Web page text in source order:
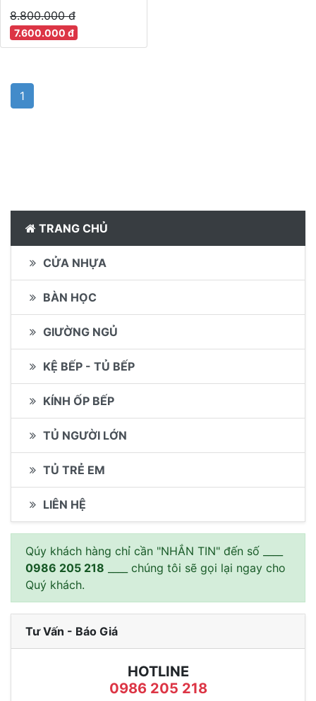
8.800.000 đ
7.600.000 đ
1
TRANG CHỦ
CỬA NHỰA
BÀN HỌC
GIƯỜNG NGỦ
KỆ BẾP - TỦ BẾP
KÍNH ỐP BẾP
TỦ NGƯỜI LỚN
TỦ TRẺ EM
LIÊN HỆ
Qúy khách hàng chỉ cần "NHẮN TIN" đến số ____
0986 205 218 ____ chúng tôi sẽ gọi lại ngay cho
Quý khách.
Tư Vấn - Báo Giá
HOTLINE
0986 205 218